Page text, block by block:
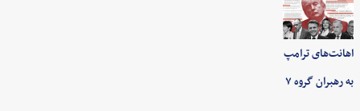
اهانت‌های ترامپ
به رهبران گروه ۷